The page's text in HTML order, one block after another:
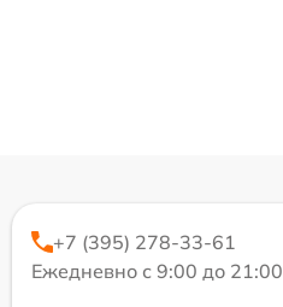
+7 (395) 278-33-61
Ежедневно с 9:00 до 21:00